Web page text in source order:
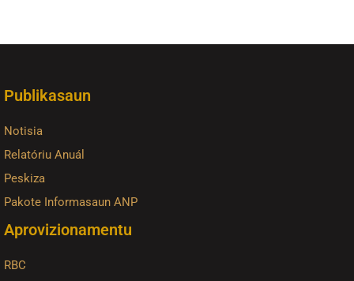
Publikasaun
Notisia
Relatóriu Anuál
Peskiza
Pakote Informasaun ANP
Aprovizionamentu
RBC